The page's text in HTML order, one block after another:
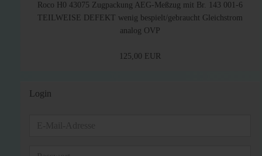
Roco H0 43075 Zugpackung AEG-Meßzug mit Br. 143 001-6
TEILWEISE DEFEKT wenig bespielt/gebraucht Gleichstrom
analog OVP
125,00 EUR
Login